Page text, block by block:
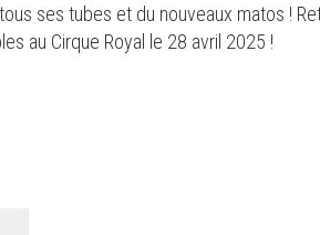
ses tubes et du nouveaux matos !
au Cirque Royal le 28 avril 2025 !